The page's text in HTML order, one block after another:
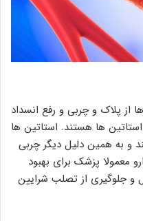
از پلاک و چربی و رفع انسداد
ها هستند. استاتین ها
و به همین دلیل دیگر چربی
معمولا پزشک برای بهبود
و جلوگیری از تصلب شرایین